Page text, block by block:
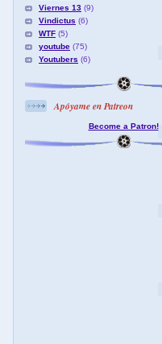
Viernes 13 (9)
Vindictus (6)
WTF (5)
youtube (75)
Youtubers (6)
Apóyame en Patreon
Become a Patron!